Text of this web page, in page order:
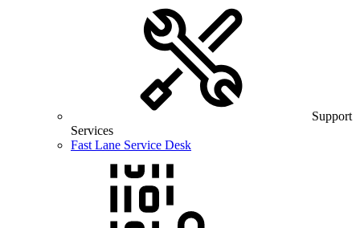
Support
Services
Fast Lane Service Desk